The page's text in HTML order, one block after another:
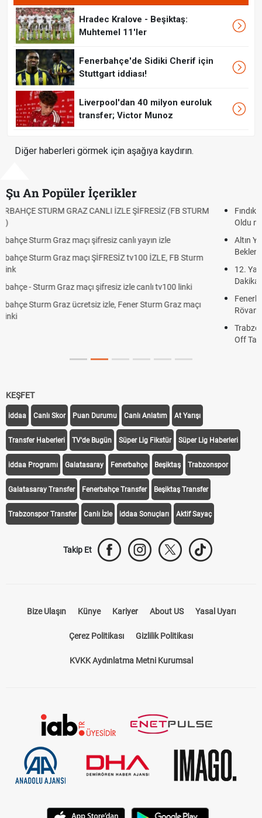
Hradec Kralove - Beşiktaş:
Muhtemel 11'ler
Fenerbahçe'de Sidiki Cherif için
Stuttgart iddiası!
Liverpool'dan 40 milyon euroluk
transfer; Victor Munoz
Diğer haberleri görmek için aşağıya kaydırın.
Şu An Popüler İçerikler
Fındık Fiyatı Açıklandı mı? 2026 TMO Fındık Alım Fiyatları Belli
Altın Yükselecek mi, Yükselir mi? Altın Fiyatları İçin Son
12. Yargı Paketi Resmî Gazete'de Yayımlandı mı? 2026 Son
Fenerbahçe - Sturm Graz Maçı Ne Zaman? Şampiyonlar Ligi
Rövanşı Saat Kaçta, Hangi Kanalda?
Trabzonspor Avrupa Maçı Ne Zaman? UEFA Avrupa Ligi Play-
KEŞFET
iddaa Canlı Skor Puan Durumu Canlı Anlatım At Yarışı
Transfer Haberleri TV'de Bugün Süper Lig Fikstür Süper Lig Haberleri
iddaa Programı Galatasaray Fenerbahçe Beşiktaş Trabzonspor
Galatasaray Transfer Fenerbahçe Transfer Beşiktaş Transfer
Trabzonspor Transfer Canlı İzle iddaa Sonuçları Aktif Sayaç
Takip Et
Bize Ulaşın Künye Kariyer About US Yasal Uyarı
Çerez Politikası Gizlilik Politikası
KVKK Aydınlatma Metni Kurumsal